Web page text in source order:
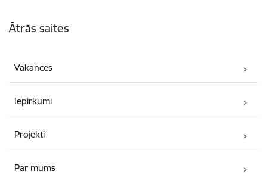
Ātrās saites
Vakances
Iepirkumi
Projekti
Par mums